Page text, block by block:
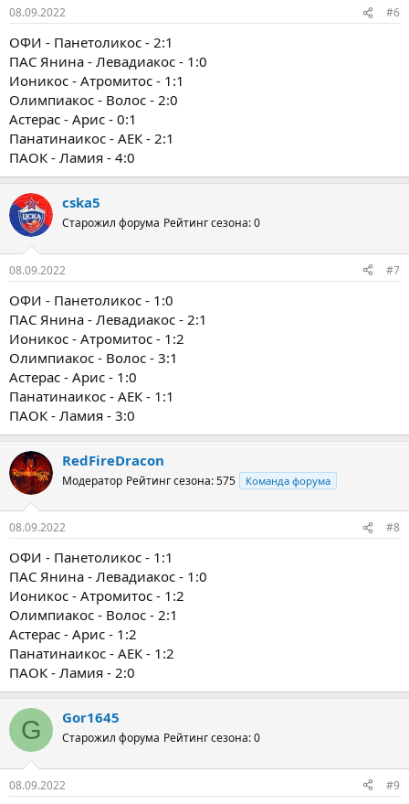
08.09.2022 #6
ОФИ - Панетоликос - 2:1
ПАС Янина - Левадиакос - 1:0
Ионикос - Атромитос - 1:1
Олимпиакос - Волос - 2:0
Астерас - Арис - 0:1
Панатинаикос - АЕК - 2:1
ПАОК - Ламия - 4:0
cska5
Старожил форума Рейтинг сезона: 0
08.09.2022 #7
ОФИ - Панетоликос - 1:0
ПАС Янина - Левадиакос - 2:1
Ионикос - Атромитос - 1:2
Олимпиакос - Волос - 3:1
Астерас - Арис - 1:0
Панатинаикос - АЕК - 1:1
ПАОК - Ламия - 3:0
RedFireDracon
Модератор Рейтинг сезона: 575 Команда форума
08.09.2022 #8
ОФИ - Панетоликос - 1:1
ПАС Янина - Левадиакос - 1:0
Ионикос - Атромитос - 1:2
Олимпиакос - Волос - 2:1
Астерас - Арис - 1:2
Панатинаикос - АЕК - 1:2
ПАОК - Ламия - 2:0
G Gor1645
Старожил форума Рейтинг сезона: 0
08.09.2022 #9